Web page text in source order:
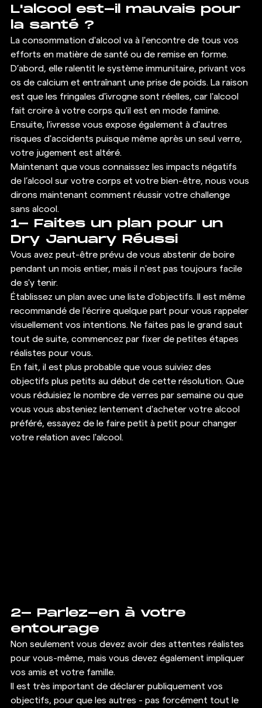
L'alcool est-il mauvais pour
la santé ?
La consommation d'alcool va à l'encontre de tous vos
efforts en matière de santé ou de remise en forme.
D’abord, elle ralentit le système immunitaire, privant vos
os de calcium et entraînant une prise de poids. La raison
est que les fringales d'ivrogne sont réelles, car l'alcool
fait croire à votre corps qu'il est en mode famine.
Ensuite, l'ivresse vous expose également à d'autres
risques d'accidents puisque même après un seul verre,
votre jugement est altéré.
Maintenant que vous connaissez les impacts négatifs
de l’alcool sur votre corps et votre bien-être, nous vous
dirons maintenant comment réussir votre challenge
sans alcool.
1- Faites un plan pour un
Dry January Réussi
Vous avez peut-être prévu de vous abstenir de boire
pendant un mois entier, mais il n'est pas toujours facile
de s'y tenir.
Établissez un plan avec une liste d'objectifs. Il est même
recommandé de l'écrire quelque part pour vous rappeler
visuellement vos intentions. Ne faites pas le grand saut
tout de suite, commencez par fixer de petites étapes
réalistes pour vous.
En fait, il est plus probable que vous suiviez des
objectifs plus petits au début de cette résolution. Que
vous réduisiez le nombre de verres par semaine ou que
vous vous absteniez lentement d'acheter votre alcool
préféré, essayez de le faire petit à petit pour changer
votre relation avec l'alcool.
2- Parlez-en à votre
entourage
Non seulement vous devez avoir des attentes réalistes
pour vous-même, mais vous devez également impliquer
vos amis et votre famille.
Il est très important de déclarer publiquement vos
objectifs, pour que les autres - pas forcément tout le